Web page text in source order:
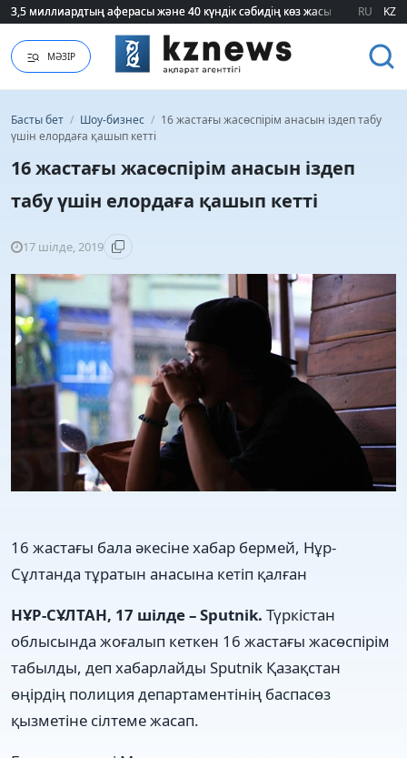
3,5 миллиардтың аферасы және 40 күндік сәбидің көз жасы:
3,5 миллиардтың аферасы және 40 күндік сәбидің көз жасы: RU KZ
МӘЗІР
Басты бет / Шоу-бизнес / 16 жастағы жасөспірім анасын іздеп табу
үшін елордаға қашып кетті
16 жастағы жасөспірім анасын іздеп
табу үшін елордаға қашып кетті
17 шілде, 2019
16 жастағы бала әкесіне хабар бермей, Нұр-
Сұлтанда тұратын анасына кетіп қалған
НҰР-СҰЛТАН, 17 шілде – Sputnik. Түркістан
облысында жоғалып кеткен 16 жастағы жасөспірім
табылды, деп хабарлайды Sputnik Қазақстан
өңірдің полиция департаментінің баспасөз
қызметіне сілтеме жасап.